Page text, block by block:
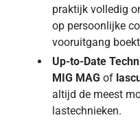
praktijk volledig
op persoonlijke
vooruitgang
Up-to-Date
MIG MAG of
altijd de meest
lastechnieken.